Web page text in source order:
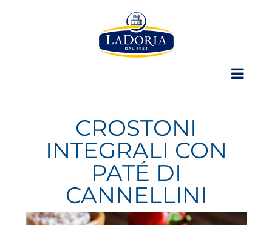
CROSTONI
INTEGRALI CON
PATÉ DI
CANNELLINI